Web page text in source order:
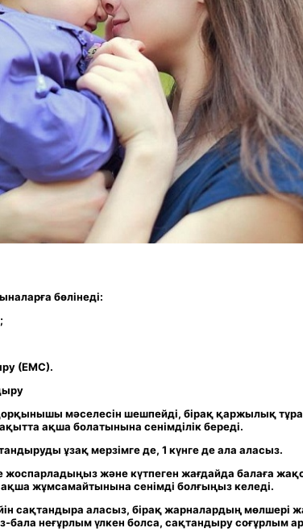
бөлінеді:
(ЕМС).
мәселесін шешпейді, бірақ қаржылық
ақша болатынына сенімділік береді.
ұзақ мерзімге де, 1 күнге де ала аласыз.
жоспарладыңыз және күтпеген жағдайда балаға
ақша жұмсамайтынына сенімді болғыңыз келеді.
сақтандыра аласыз, бірақ жарналардың мөлшері
бала неғұрлым үлкен болса, сақтандыру соғұрлым